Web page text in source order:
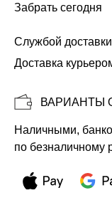
Забрать сегодня
Службой доставки
Доставка
ВАРИАНТЫ
Наличными,
по безналичному